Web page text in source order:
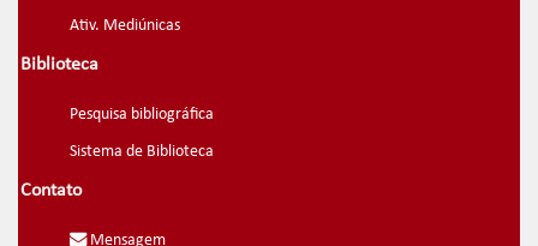
Ativ. Mediúnicas
Biblioteca
Pesquisa bibliográfica
Sistema de Biblioteca
Contato
Mensagem